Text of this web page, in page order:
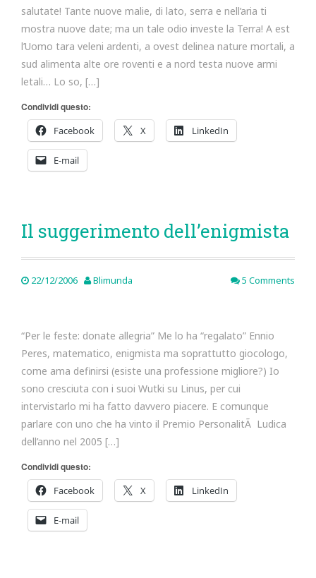
salutate! Tante nuove malie, di lato, serra e nell’aria ti
mostra nuove date; ma un tale odio investe la Terra! A est
l’Uomo tara veleni ardenti, a ovest delinea nature mortali, a
sud alimenta alte ore roventi e a nord testa nuove armi
letali… Lo so, […]
Condividi questo:
Facebook
X LinkedIn
E-mail
Il suggerimento dell’enigmista
22/12/2006 Blimunda 5 Comments
“Per le feste: donate allegria” Me lo ha “regalato” Ennio
Peres, matematico, enigmista ma soprattutto giocologo,
come ama definirsi (esiste una professione migliore?) Io
sono cresciuta con i suoi Wutki su Linus, per cui
intervistarlo mi ha fatto davvero piacere. E comunque
parlare con uno che ha vinto il Premio PersonalitÃ Ludica
dell’anno nel 2005 […]
Condividi questo:
Facebook
X LinkedIn
E-mail